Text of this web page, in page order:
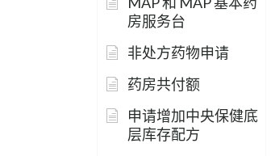
房服务台
非处方药物申请
药房共付额
申请增加中央保健底
层库存配方